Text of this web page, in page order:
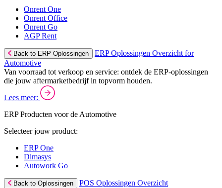
Onrent One
Onrent Office
Onrent Go
AGP Rent
Back to ERP Oplossingen
ERP Oplossingen Overzicht for
Automotive
Van voorraad tot verkoop en service: ontdek de ERP-oplossingen
die jouw aftermarketbedrijf in topvorm houden.
Lees meer:
ERP Producten voor de Automotive
Selecteer jouw product:
ERP One
Dimasys
Autowork Go
Back to Oplossingen
POS Oplossingen Overzicht